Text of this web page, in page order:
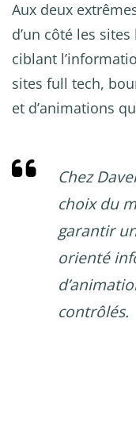
Aux deux
d’un côté les
ciblant
sites full tech,
et d’animations
Chez
choix du
garantir
orienté
contrôlés.